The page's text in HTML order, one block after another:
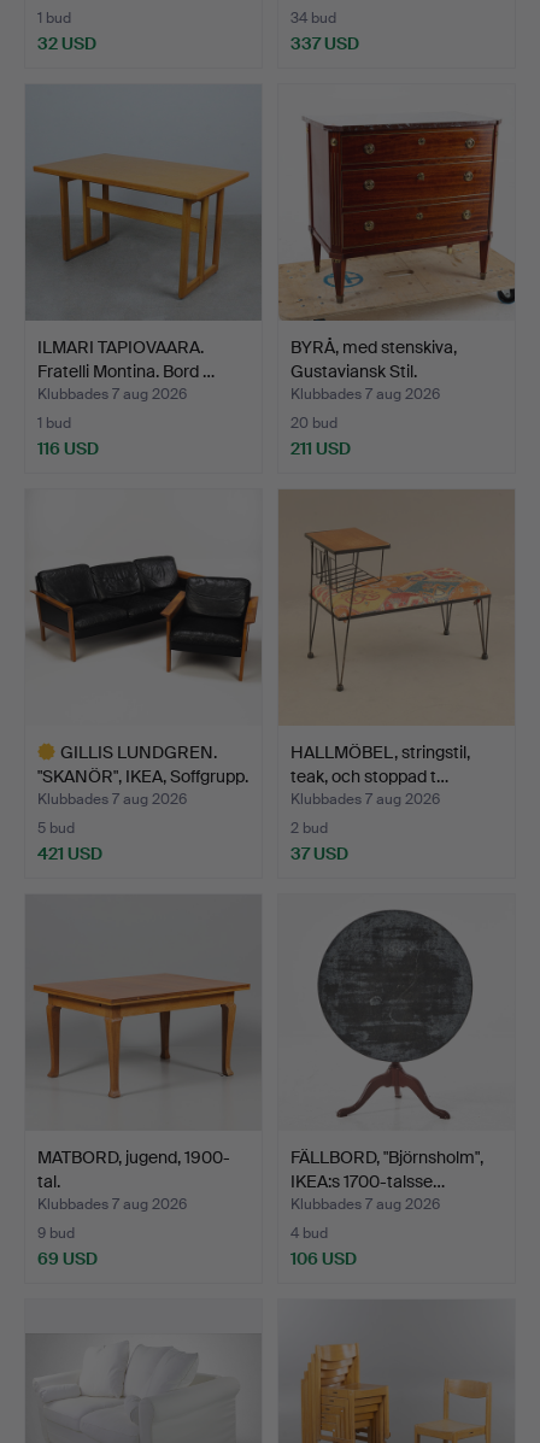
1 bud
32 USD
34 bud
337 USD
ILMARI TAPIOVAARA.
Fratelli Montina. Bord …
Klubbades 7 aug 2026
1 bud
116 USD
BYRÅ, med stenskiva,
Gustaviansk Stil.
Klubbades 7 aug 2026
20 bud
211 USD
GILLIS LUNDGREN.
"SKANÖR", IKEA, Soffgrupp.
Klubbades 7 aug 2026
5 bud
421 USD
HALLMÖBEL, stringstil,
teak, och stoppad t…
Klubbades 7 aug 2026
2 bud
37 USD
MATBORD, jugend, 1900-
tal.
Klubbades 7 aug 2026
9 bud
69 USD
FÄLLBORD, "Björnsholm",
IKEA:s 1700-talsse…
Klubbades 7 aug 2026
4 bud
106 USD